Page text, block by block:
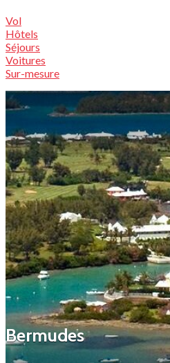
Vol
Hôtels
Séjours
Voitures
Sur-mesure
Bermudes